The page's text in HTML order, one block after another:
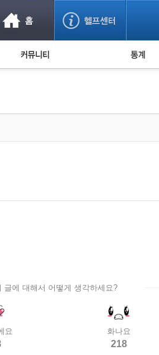
사기 예방했어요! 누적 피
글에 대해서 어떻게 생각하세요?
요 화나요
218